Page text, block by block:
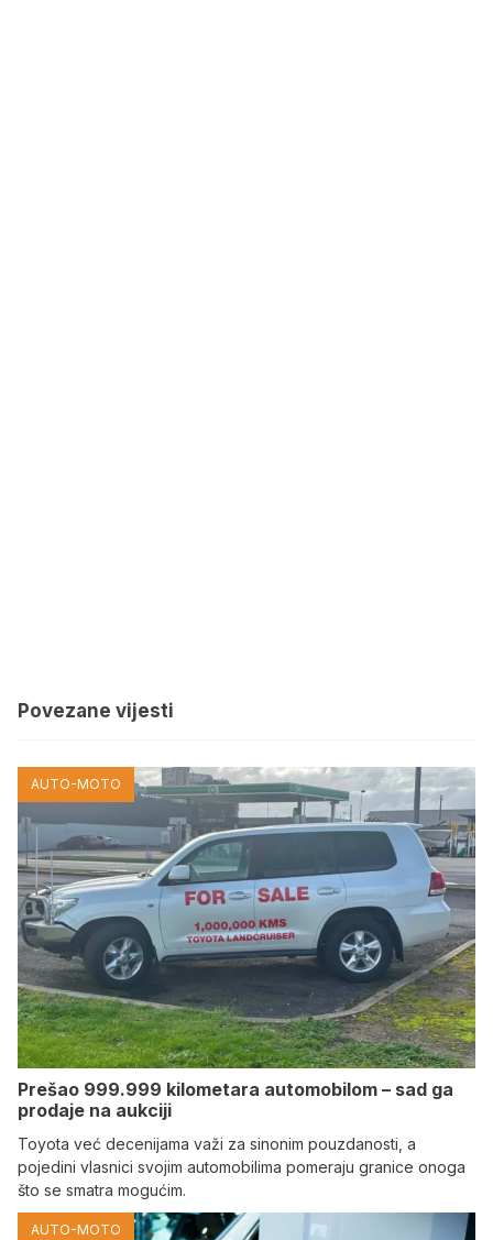
Povezane vijesti
AUTO-MOTO
Prešao 999.999 kilometara automobilom – sad ga
prodaje na aukciji
Toyota već decenijama važi za sinonim pouzdanosti, a
pojedini vlasnici svojim automobilima pomeraju granice onoga
što se smatra mogućim.
AUTO-MOTO